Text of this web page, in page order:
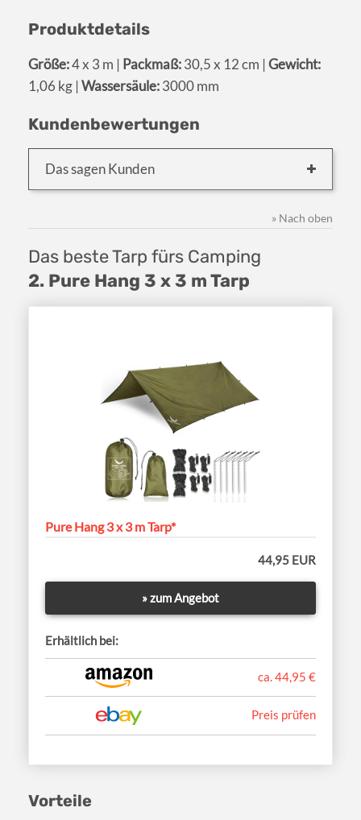
Produktdetails
Größe:4 x 3 m | Packmaß:30,5 x 12 cm | Gewicht:
1,06 kg | Wassersäule:3000 mm
Kundenbewertungen
Das sagen Kunden
» Nach oben
Das beste Tarp fürs Camping
2. Pure Hang 3 x 3 m Tarp
Pure Hang 3 x 3 m Tarp*
44,95 EUR
» zum Angebot
Erhältlich bei:
ca. 44,95 €
Preis prüfen
Vorteile